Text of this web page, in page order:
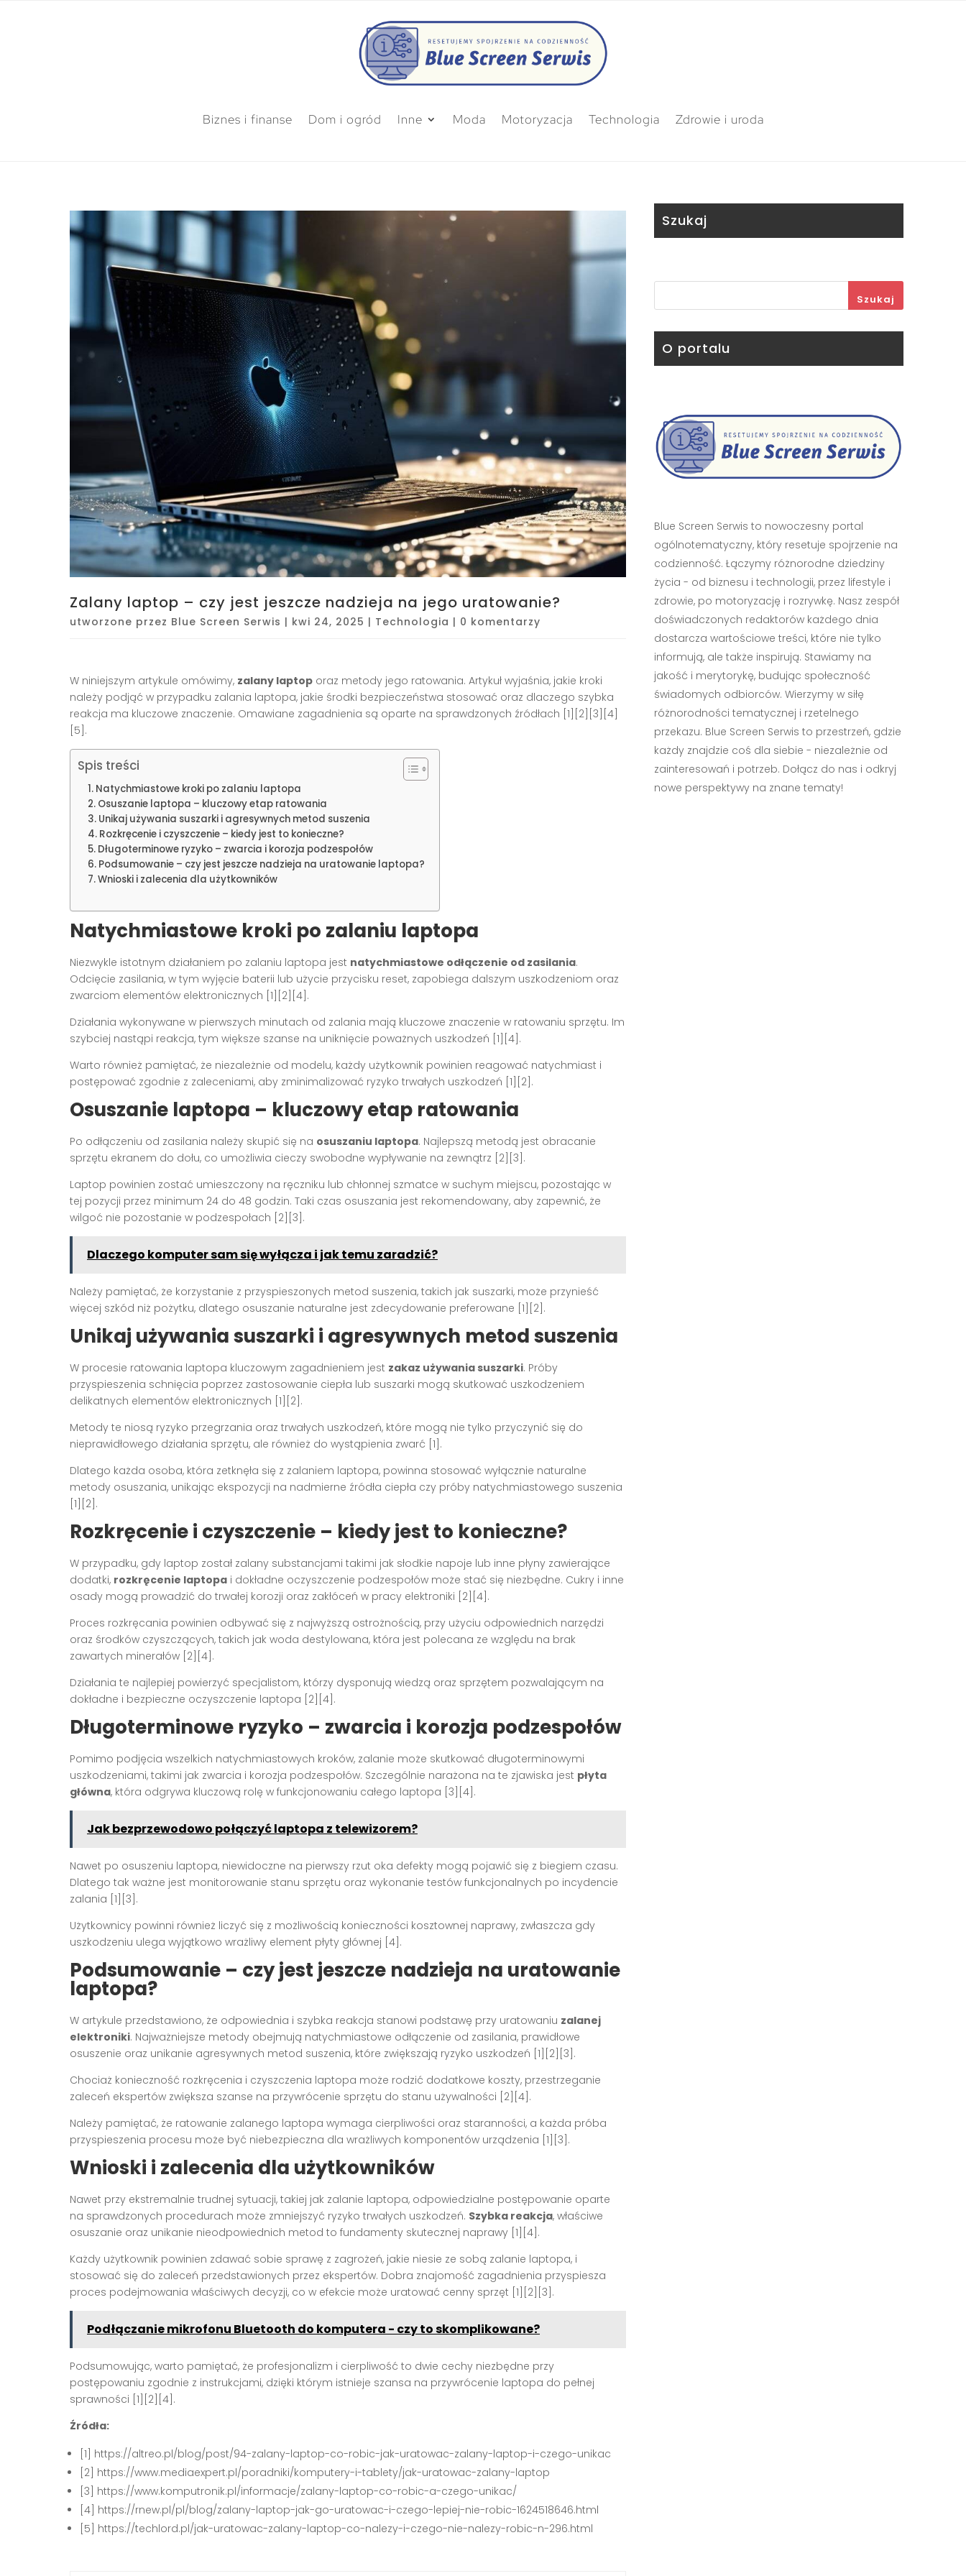
Biznes i finanse Dom i ogród Inne Moda Motoryzacja Technologia Zdrowie i uroda
Zalany laptop – czy jest jeszcze nadzieja na jego uratowanie?
utworzone przez Blue Screen Serwis | kwi 24, 2025 | Technologia | 0 komentarzy
W niniejszym artykule omówimy, zalany laptop oraz metody jego ratowania. Artykuł wyjaśnia, jakie kroki
należy podjąć w przypadku zalania laptopa, jakie środki bezpieczeństwa stosować oraz dlaczego szybka
reakcja ma kluczowe znaczenie. Omawiane zagadnienia są oparte na sprawdzonych źródłach [1][2][3][4]
[5].
Spis treści
Natychmiastowe kroki po zalaniu laptopa
Osuszanie laptopa – kluczowy etap ratowania
Unikaj używania suszarki i agresywnych metod suszenia
Rozkręcenie i czyszczenie – kiedy jest to konieczne?
Długoterminowe ryzyko – zwarcia i korozja podzespołów
Podsumowanie – czy jest jeszcze nadzieja na uratowanie laptopa?
Wnioski i zalecenia dla użytkowników
Natychmiastowe kroki po zalaniu laptopa
Niezwykle istotnym działaniem po zalaniu laptopa jest natychmiastowe odłączenie od zasilania.
Odcięcie zasilania, w tym wyjęcie baterii lub użycie przycisku reset, zapobiega dalszym uszkodzeniom oraz
zwarciom elementów elektronicznych [1][2][4].
Działania wykonywane w pierwszych minutach od zalania mają kluczowe znaczenie w ratowaniu sprzętu. Im
szybciej nastąpi reakcja, tym większe szanse na uniknięcie poważnych uszkodzeń [1][4].
Warto również pamiętać, że niezależnie od modelu, każdy użytkownik powinien reagować natychmiast i
postępować zgodnie z zaleceniami, aby zminimalizować ryzyko trwałych uszkodzeń [1][2].
Osuszanie laptopa – kluczowy etap ratowania
Po odłączeniu od zasilania należy skupić się na osuszaniu laptopa. Najlepszą metodą jest obracanie
sprzętu ekranem do dołu, co umożliwia cieczy swobodne wypływanie na zewnątrz [2][3].
Laptop powinien zostać umieszczony na ręczniku lub chłonnej szmatce w suchym miejscu, pozostając w
tej pozycji przez minimum 24 do 48 godzin. Taki czas osuszania jest rekomendowany, aby zapewnić, że
wilgoć nie pozostanie w podzespołach [2][3].
Dlaczego komputer sam się wyłącza i jak temu zaradzić?
Należy pamiętać, że korzystanie z przyspieszonych metod suszenia, takich jak suszarki, może przynieść
więcej szkód niż pożytku, dlatego osuszanie naturalne jest zdecydowanie preferowane [1][2].
Unikaj używania suszarki i agresywnych metod suszenia
W procesie ratowania laptopa kluczowym zagadnieniem jest zakaz używania suszarki. Próby
przyspieszenia schnięcia poprzez zastosowanie ciepła lub suszarki mogą skutkować uszkodzeniem
delikatnych elementów elektronicznych [1][2].
Metody te niosą ryzyko przegrzania oraz trwałych uszkodzeń, które mogą nie tylko przyczynić się do
nieprawidłowego działania sprzętu, ale również do wystąpienia zwarć [1].
Dlatego każda osoba, która zetknęła się z zalaniem laptopa, powinna stosować wyłącznie naturalne
metody osuszania, unikając ekspozycji na nadmierne źródła ciepła czy próby natychmiastowego suszenia
[1][2].
Rozkręcenie i czyszczenie – kiedy jest to konieczne?
W przypadku, gdy laptop został zalany substancjami takimi jak słodkie napoje lub inne płyny zawierające
dodatki, rozkręcenie laptopa i dokładne oczyszczenie podzespołów może stać się niezbędne. Cukry i inne
osady mogą prowadzić do trwałej korozji oraz zakłóceń w pracy elektroniki [2][4].
Proces rozkręcania powinien odbywać się z najwyższą ostrożnością, przy użyciu odpowiednich narzędzi
oraz środków czyszczących, takich jak woda destylowana, która jest polecana ze względu na brak
zawartych minerałów [2][4].
Działania te najlepiej powierzyć specjalistom, którzy dysponują wiedzą oraz sprzętem pozwalającym na
dokładne i bezpieczne oczyszczenie laptopa [2][4].
Długoterminowe ryzyko – zwarcia i korozja podzespołów
Pomimo podjęcia wszelkich natychmiastowych kroków, zalanie może skutkować długoterminowymi
uszkodzeniami, takimi jak zwarcia i korozja podzespołów. Szczególnie narażona na te zjawiska jest płyta
główna, która odgrywa kluczową rolę w funkcjonowaniu całego laptopa [3][4].
Jak bezprzewodowo połączyć laptopa z telewizorem?
Nawet po osuszeniu laptopa, niewidoczne na pierwszy rzut oka defekty mogą pojawić się z biegiem czasu.
Dlatego tak ważne jest monitorowanie stanu sprzętu oraz wykonanie testów funkcjonalnych po incydencie
zalania [1][3].
Użytkownicy powinni również liczyć się z możliwością konieczności kosztownej naprawy, zwłaszcza gdy
uszkodzeniu ulega wyjątkowo wrażliwy element płyty głównej [4].
Podsumowanie – czy jest jeszcze nadzieja na uratowanie
laptopa?
W artykule przedstawiono, że odpowiednia i szybka reakcja stanowi podstawę przy uratowaniu zalanej
elektroniki. Najważniejsze metody obejmują natychmiastowe odłączenie od zasilania, prawidłowe
osuszenie oraz unikanie agresywnych metod suszenia, które zwiększają ryzyko uszkodzeń [1][2][3].
Chociaż konieczność rozkręcenia i czyszczenia laptopa może rodzić dodatkowe koszty, przestrzeganie
zaleceń ekspertów zwiększa szanse na przywrócenie sprzętu do stanu używalności [2][4].
Należy pamiętać, że ratowanie zalanego laptopa wymaga cierpliwości oraz staranności, a każda próba
przyspieszenia procesu może być niebezpieczna dla wrażliwych komponentów urządzenia [1][3].
Wnioski i zalecenia dla użytkowników
Nawet przy ekstremalnie trudnej sytuacji, takiej jak zalanie laptopa, odpowiedzialne postępowanie oparte
na sprawdzonych procedurach może zmniejszyć ryzyko trwałych uszkodzeń. Szybka reakcja, właściwe
osuszanie oraz unikanie nieodpowiednich metod to fundamenty skutecznej naprawy [1][4].
Każdy użytkownik powinien zdawać sobie sprawę z zagrożeń, jakie niesie ze sobą zalanie laptopa, i
stosować się do zaleceń przedstawionych przez ekspertów. Dobra znajomość zagadnienia przyspiesza
proces podejmowania właściwych decyzji, co w efekcie może uratować cenny sprzęt [1][2][3].
Podłączanie mikrofonu Bluetooth do komputera - czy to skomplikowane?
Podsumowując, warto pamiętać, że profesjonalizm i cierpliwość to dwie cechy niezbędne przy
postępowaniu zgodnie z instrukcjami, dzięki którym istnieje szansa na przywrócenie laptopa do pełnej
sprawności [1][2][4].
Źródła:
[1] https://altreo.pl/blog/post/94-zalany-laptop-co-robic-jak-uratowac-zalany-laptop-i-czego-unikac
[2] https://www.mediaexpert.pl/poradniki/komputery-i-tablety/jak-uratowac-zalany-laptop
[3] https://www.komputronik.pl/informacje/zalany-laptop-co-robic-a-czego-unikac/
[4] https://rnew.pl/pl/blog/zalany-laptop-jak-go-uratowac-i-czego-lepiej-nie-robic-1624518646.html
[5] https://techlord.pl/jak-uratowac-zalany-laptop-co-nalezy-i-czego-nie-nalezy-robic-n-296.html
Szukaj
Szukaj
O portalu
Blue Screen Serwis to nowoczesny portal
ogólnotematyczny, który resetuje spojrzenie na
codzienność. Łączymy różnorodne dziedziny
życia - od biznesu i technologii, przez lifestyle i
zdrowie, po motoryzację i rozrywkę. Nasz zespół
doświadczonych redaktorów każdego dnia
dostarcza wartościowe treści, które nie tylko
informują, ale także inspirują. Stawiamy na
jakość i merytorykę, budując społeczność
świadomych odbiorców. Wierzymy w siłę
różnorodności tematycznej i rzetelnego
przekazu. Blue Screen Serwis to przestrzeń, gdzie
każdy znajdzie coś dla siebie - niezależnie od
zainteresowań i potrzeb. Dołącz do nas i odkryj
nowe perspektywy na znane tematy!